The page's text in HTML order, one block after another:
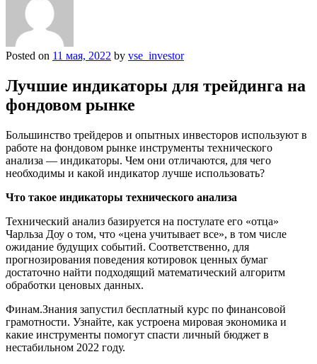
Posted on 11 мая, 2022 by vse_investor
Лучшие индикаторы для трейдинга на
фондовом рынке
Большинство трейдеров и опытных инвесторов используют в
работе на фондовом рынке инструменты технического
анализа — индикаторы. Чем они отличаются, для чего
необходимы и какой индикатор лучше использовать?
Что такое индикаторы технического анализа
Технический анализ базируется на постулате его «отца»
Чарльза Доу о том, что «цена учитывает все», в том числе
ожидание будущих событий. Соответственно, для
прогнозирования поведения котировок ценных бумаг
достаточно найти подходящий математический алгоритм
обработки ценовых данных.
Финам.Знания запустил бесплатный курс по финансовой
грамотности. Узнайте, как устроена мировая экономика и
какие инструменты помогут спасти личный бюджет в
нестабильном 2022 году.